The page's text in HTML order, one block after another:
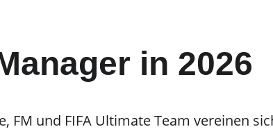
in 2026
FM und FIFA Ultimate Team vereinen